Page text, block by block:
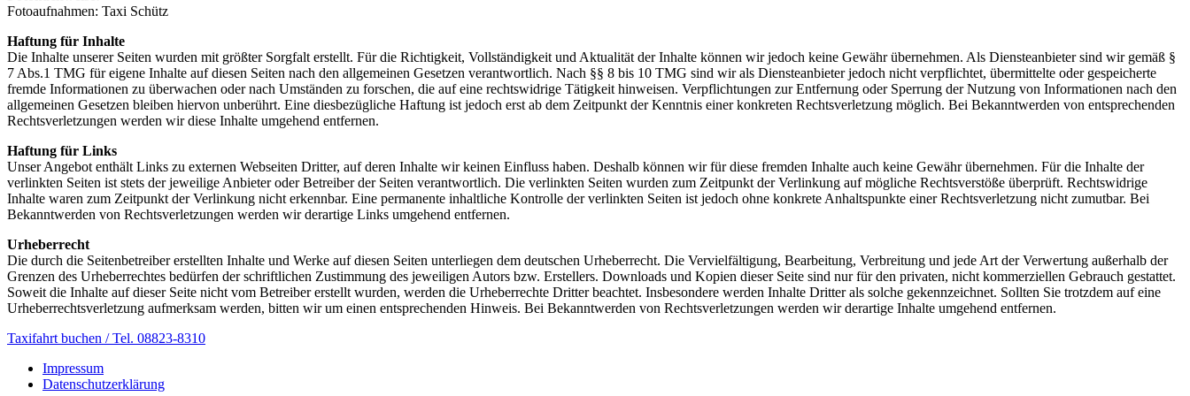
Fotoaufnahmen: Taxi Schütz
Haftung für Inhalte
Die Inhalte unserer Seiten wurden mit größter Sorgfalt erstellt. Für die Richtigkeit, Vollständigkeit und Aktualität der Inhalte können wir jedoch keine Gewähr übernehmen. Als Diensteanbieter sind wir gemäß §
7 Abs.1 TMG für eigene Inhalte auf diesen Seiten nach den allgemeinen Gesetzen verantwortlich. Nach §§ 8 bis 10 TMG sind wir als Diensteanbieter jedoch nicht verpflichtet, übermittelte oder gespeicherte
fremde Informationen zu überwachen oder nach Umständen zu forschen, die auf eine rechtswidrige Tätigkeit hinweisen. Verpflichtungen zur Entfernung oder Sperrung der Nutzung von Informationen nach den
allgemeinen Gesetzen bleiben hiervon unberührt. Eine diesbezügliche Haftung ist jedoch erst ab dem Zeitpunkt der Kenntnis einer konkreten Rechtsverletzung möglich. Bei Bekanntwerden von entsprechenden
Rechtsverletzungen werden wir diese Inhalte umgehend entfernen.
Haftung für Links
Unser Angebot enthält Links zu externen Webseiten Dritter, auf deren Inhalte wir keinen Einfluss haben. Deshalb können wir für diese fremden Inhalte auch keine Gewähr übernehmen. Für die Inhalte der
verlinkten Seiten ist stets der jeweilige Anbieter oder Betreiber der Seiten verantwortlich. Die verlinkten Seiten wurden zum Zeitpunkt der Verlinkung auf mögliche Rechtsverstöße überprüft. Rechtswidrige
Inhalte waren zum Zeitpunkt der Verlinkung nicht erkennbar. Eine permanente inhaltliche Kontrolle der verlinkten Seiten ist jedoch ohne konkrete Anhaltspunkte einer Rechtsverletzung nicht zumutbar. Bei
Bekanntwerden von Rechtsverletzungen werden wir derartige Links umgehend entfernen.
Urheberrecht
Die durch die Seitenbetreiber erstellten Inhalte und Werke auf diesen Seiten unterliegen dem deutschen Urheberrecht. Die Vervielfältigung, Bearbeitung, Verbreitung und jede Art der Verwertung außerhalb der
Grenzen des Urheberrechtes bedürfen der schriftlichen Zustimmung des jeweiligen Autors bzw. Erstellers. Downloads und Kopien dieser Seite sind nur für den privaten, nicht kommerziellen Gebrauch gestattet.
Soweit die Inhalte auf dieser Seite nicht vom Betreiber erstellt wurden, werden die Urheberrechte Dritter beachtet. Insbesondere werden Inhalte Dritter als solche gekennzeichnet. Sollten Sie trotzdem auf eine
Urheberrechtsverletzung aufmerksam werden, bitten wir um einen entsprechenden Hinweis. Bei Bekanntwerden von Rechtsverletzungen werden wir derartige Inhalte umgehend entfernen.
Taxifahrt buchen / Tel. 08823-8310
Impressum
Datenschutzerklärung